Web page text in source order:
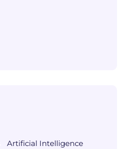
Artificial Intelligence